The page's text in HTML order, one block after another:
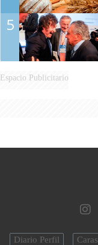
5
Espacio Publicitario
Diario Perfil Caras